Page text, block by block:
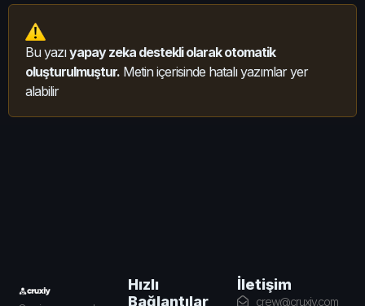
Bu yazıyapay zeka destekli olarak otomatik
oluşturulmuştur. Metin içerisinde hatalı yazımlar yer
alabilir
Hızlı
Bağlantılar
İletişim
crew@cruxiy.com